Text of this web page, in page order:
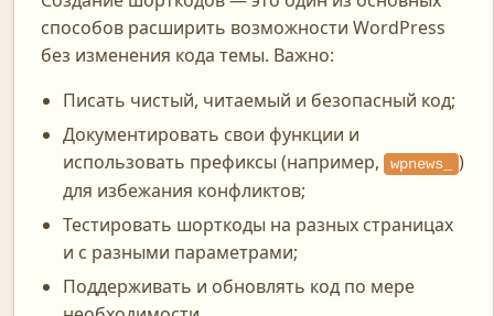
способов расширить возможности WordPress
без изменения кода темы. Важно:
Писать чистый, читаемый и безопасный код;
Документировать свои функции и
использовать префиксы (например,
wpnews_
)
для избежания конфликтов;
Тестировать шорткоды на разных страницах
и с разными параметрами;
Поддерживать и обновлять код по мере